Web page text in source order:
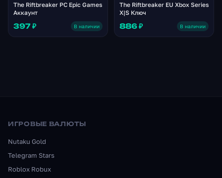
The Riftbreaker PC Epic Games
Аккаунт
397 ₽ В наличии
The Riftbreaker EU Xbox Series
X|S Ключ
886 ₽ В наличии
ИГРОВЫЕ ВАЛЮТЫ
Nutaku Gold
Telegram Stars
Roblox Robux